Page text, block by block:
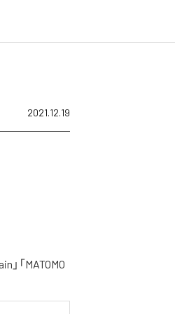
2021.12.19
「MATOMO